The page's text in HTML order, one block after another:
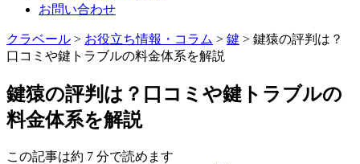
お問い合わせ
クラベール > お役立ち情報・コラム > 鍵 > 鍵猿の評判は？
口コミや鍵トラブルの料金体系を解説
鍵猿の評判は？口コミや鍵トラブルの
料金体系を解説
この記事は約 7 分で読めます